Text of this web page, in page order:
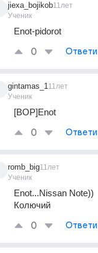
jiexa_bojikob
Ученик
11лет
Enot-pidorot
0
gintamas_1
Ученик
11лет
[BOP]Enot
0
romb_big
Ученик
11лет
Enot...Nissan Note))
Колючий
0